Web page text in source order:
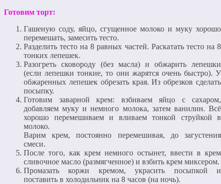
Готовим торт:
Гашеную соду, яйцо, сгущенное молоко и муку хорошо
перемешать, замесить тесто.
Разделить тесто на 8 равных частей. Раскатать тесто на 8
тонких лепешек.
Разогреть сковороду (без масла) и обжарить лепешки
(если лепешки тонкие, то они жарятся очень быстро). У
обжаренных лепешек обрезать края. Из обрезков сделать
посыпку.
Готовим заварной крем: взбиваем яйцо с сахаром,
добавляем муку и немного молока, затем ванилин. Всё
хорошо перемешиваем и вливаем тонкой струйкой в
молоко.
Варим крем, постоянно перемешивая, до загустения
смеси.
После того, как крем немного остынет, ввести в крем
сливочное масло (размягченное) и взбить крем миксером.
Промазать коржи кремом, украсить посыпкой и
поставить в холодильник на 8 часов (на ночь).